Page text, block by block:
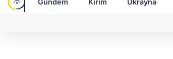
Gündem Kırım Ukrayna